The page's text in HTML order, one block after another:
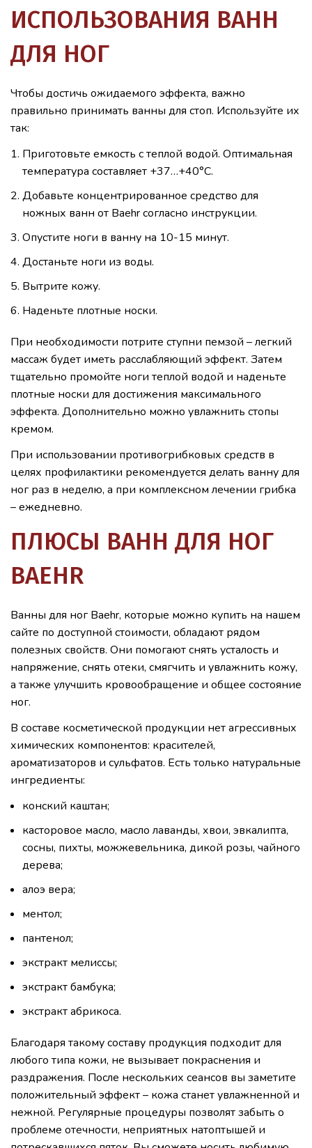
ИСПОЛЬЗОВАНИЯ ВАНН
ДЛЯ НОГ
Чтобы достичь ожидаемого эффекта, важно
правильно принимать ванны для стоп. Используйте их
так:
Приготовьте емкость с теплой водой. Оптимальная
температура составляет +37…+40°С.
Добавьте концентрированное средство для
ножных ванн от Baehr согласно инструкции.
Опустите ноги в ванну на 10-15 минут.
Достаньте ноги из воды.
Вытрите кожу.
Наденьте плотные носки.
При необходимости потрите ступни пемзой – легкий
массаж будет иметь расслабляющий эффект. Затем
тщательно промойте ноги теплой водой и наденьте
плотные носки для достижения максимального
эффекта. Дополнительно можно увлажнить стопы
кремом.
При использовании противогрибковых средств в
целях профилактики рекомендуется делать ванну для
ног раз в неделю, а при комплексном лечении грибка
– ежедневно.
ПЛЮСЫ ВАНН ДЛЯ НОГ
BAEHR
Ванны для ног Baehr, которые можно купить на нашем
сайте по доступной стоимости, обладают рядом
полезных свойств. Они помогают снять усталость и
напряжение, снять отеки, смягчить и увлажнить кожу,
а также улучшить кровообращение и общее состояние
ног.
В составе косметической продукции нет агрессивных
химических компонентов: красителей,
ароматизаторов и сульфатов. Есть только натуральные
ингредиенты:
конский каштан;
касторовое масло, масло лаванды, хвои, эвкалипта,
сосны, пихты, можжевельника, дикой розы, чайного
дерева;
алоэ вера;
ментол;
пантенол;
экстракт мелиссы;
экстракт бамбука;
экстракт абрикоса.
Благодаря такому составу продукция подходит для
любого типа кожи, не вызывает покраснения и
раздражения. После нескольких сеансов вы заметите
положительный эффект – кожа станет увлажненной и
нежной. Регулярные процедуры позволят забыть о
проблеме отечности, неприятных натоптышей и